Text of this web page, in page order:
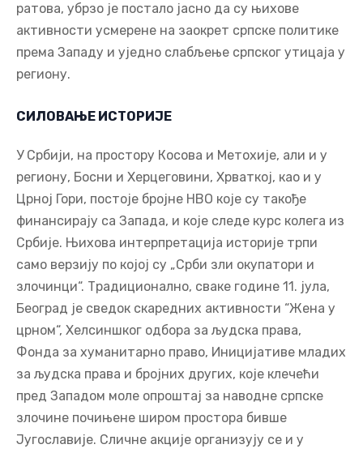
ратова, убрзо је постало јасно да су њихове
активности усмерене на заокрет српске политике
према Западу и уједно слабљење српског утицаја у
региону.
СИЛОВАЊЕ ИСТОРИЈЕ
У Србији, на простору Косова и Метохије, али и у
региону, Босни и Херцеговини, Хрваткој, као и у
Црној Гори, постоје бројне НВО које су такође
финансирају са Запада, и које следе курс колега из
Србије. Њихова интерпретација историје трпи
само верзију по којој су „Срби зли окупатори и
злочинци“. Традиционално, сваке године 11. јула,
Београд је сведок скаредних активности “Жена у
црном“, Хелсиншког одбора за људска права,
Фонда за хуманитарно право, Иницијативе младих
за људска права и бројних других, које клечећи
пред Западом моле опроштај за наводне српске
злочине почињене широм простора бивше
Југославије. Сличне акције организују се и у